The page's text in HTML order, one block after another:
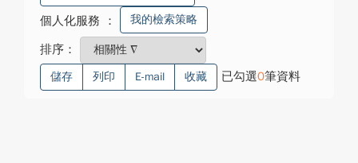
個人化服務 ： 我的檢索策略
排序：
儲存 列印 E-mail 收藏 已勾選0筆資料